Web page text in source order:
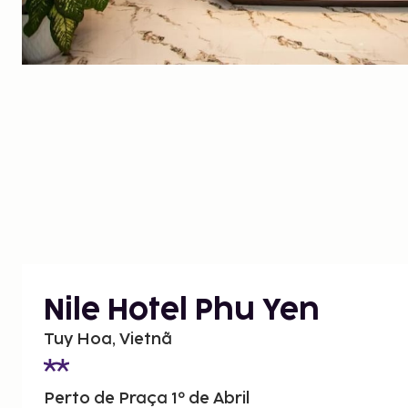
Nile Hotel Phu Yen
Tuy Hoa, Vietnã
Perto de Praça 1º de Abril